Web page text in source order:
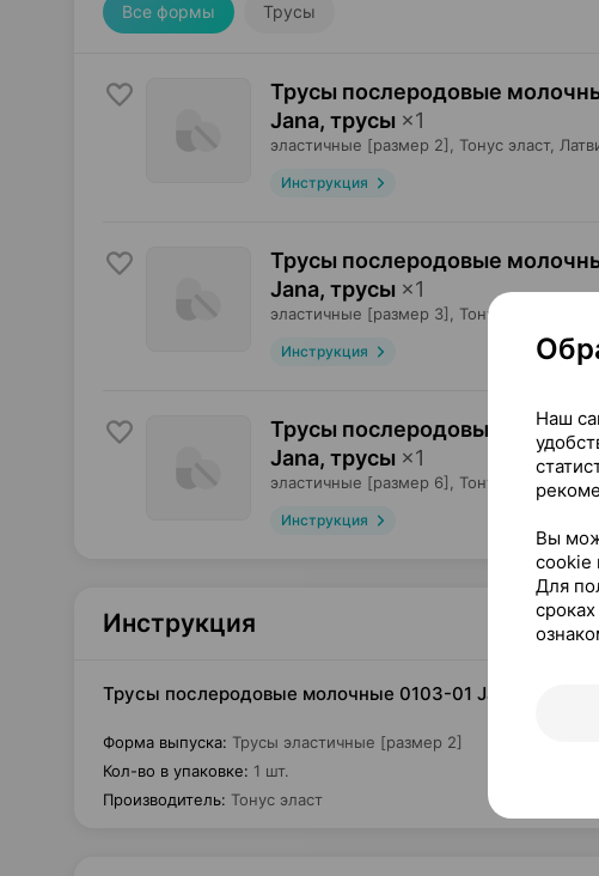
Все формы Трусы
Трусы послеродовые
Jana, трусы ×1
эластичные [размер 2], Тонус эласт,
Инструкция
Трусы послеродовые
Jana, трусы ×1
эластичные [размер 3], Тонус эласт
Инструкция
Трусы послеродовые
Jana, трусы ×1
эластичные [размер 6], Тонус эласт ,
Инструкция
Инструкция
Трусы послеродовые молочные 0103-01 Jana, трусы
Форма выпуска: Трусы эластичные [размер 2]
Кол-во в упаковке: 1 шт.
Производитель: Тонус эласт
Наш
Вы
cookie
Для